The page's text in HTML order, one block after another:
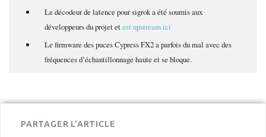
Le décodeur de latence pour sigrok a été soumis aux
développeurs du projet etest upstream ici
Le firmware des puces Cypress FX2 a parfois du mal avec des
fréquences d’échantillonnage haute et se bloque.
PARTAGER L'ARTICLE